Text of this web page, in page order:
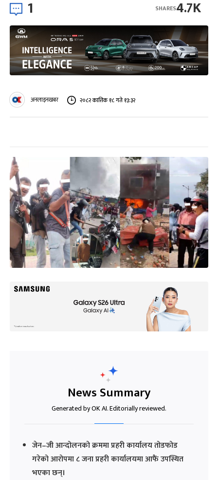
1 4.7K
SHARES
अनलाइनखबर २०८२ कात्तिक १८ गते १३:३२
News Summary
Generated by OK AI. Editorially reviewed.
जेन–जी आन्दोलनको क्रममा प्रहरी कार्यालय तोडफोड
गरेको आरोपमा ८ जना प्रहरी कार्यालयमा आफैं उपस्थित
भएका छन्।